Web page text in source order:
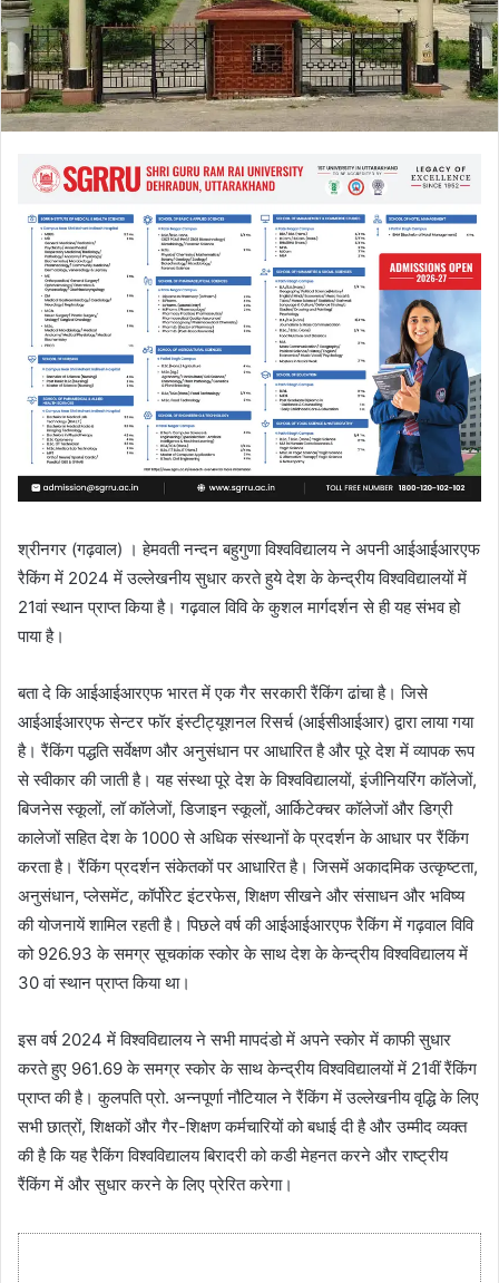
l
श्रीनगर (गढ़वाल) । हेमवती नन्दन बहुगुणा विश्वविद्यालय ने अपनी आईआईआरएफ
रैकिंग में 2024 में उल्लेखनीय सुधार करते हुये देश के केन्द्रीय विश्वविद्यालयों में
21वां स्थान प्राप्त किया है। गढ़वाल विवि के कुशल मार्गदर्शन से ही यह संभव हो
पाया है।
बता दे कि आईआईआरएफ भारत में एक गैर सरकारी रैंकिंग ढांचा है। जिसे
आईआईआरएफ सेन्टर फॉर इंस्टीट्यूशनल रिसर्च (आईसीआईआर) द्वारा लाया गया
है। रैंकिंग पद्धति सर्वेक्षण और अनुसंधान पर आधारित है और पूरे देश में व्यापक रूप
से स्वीकार की जाती है। यह संस्था पूरे देश के विश्वविद्यालयों, इंजीनियरिंग कॉलेजों,
बिजनेस स्कूलों, लॉ कॉलेजों, डिजाइन स्कूलों, आर्किटेक्चर कॉलेजों और डिग्री
कालेजों सहित देश के 1000 से अधिक संस्थानों के प्रदर्शन के आधार पर रैंकिंग
करता है। रैंकिंग प्रदर्शन संकेतकों पर आधारित है। जिसमें अकादमिक उत्कृष्टता,
अनुसंधान, प्लेसमेंट, कॉर्पोरेट इंटरफेस, शिक्षण सीखने और संसाधन और भविष्य
की योजनायें शामिल रहती है। पिछले वर्ष की आईआईआरएफ रैकिंग में गढ़वाल विवि
को 926.93 के समग्र सूचकांक स्कोर के साथ देश के केन्द्रीय विश्वविद्यालय में
30 वां स्थान प्राप्त किया था।
इस वर्ष 2024 में विश्वविद्यालय ने सभी मापदंडो में अपने स्कोर में काफी सुधार
करते हुए 961.69 के समग्र स्कोर के साथ केन्द्रीय विश्वविद्यालयों में 21वीं रैंकिंग
प्राप्त की है। कुलपति प्रो. अन्नपूर्णा नौटियाल ने रैंकिंग में उल्लेखनीय वृद्धि के लिए
सभी छात्रों, शिक्षकों और गैर-शिक्षण कर्मचारियों को बधाई दी है और उम्मीद व्यक्त
की है कि यह रैकिंग विश्वविद्यालय बिरादरी को कडी मेहनत करने और राष्ट्रीय
रैंकिंग में और सुधार करने के लिए प्रेरित करेगा।